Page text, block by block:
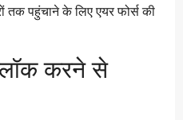
तक पहुंचाने के लिए एयर फोर्स की
करने से